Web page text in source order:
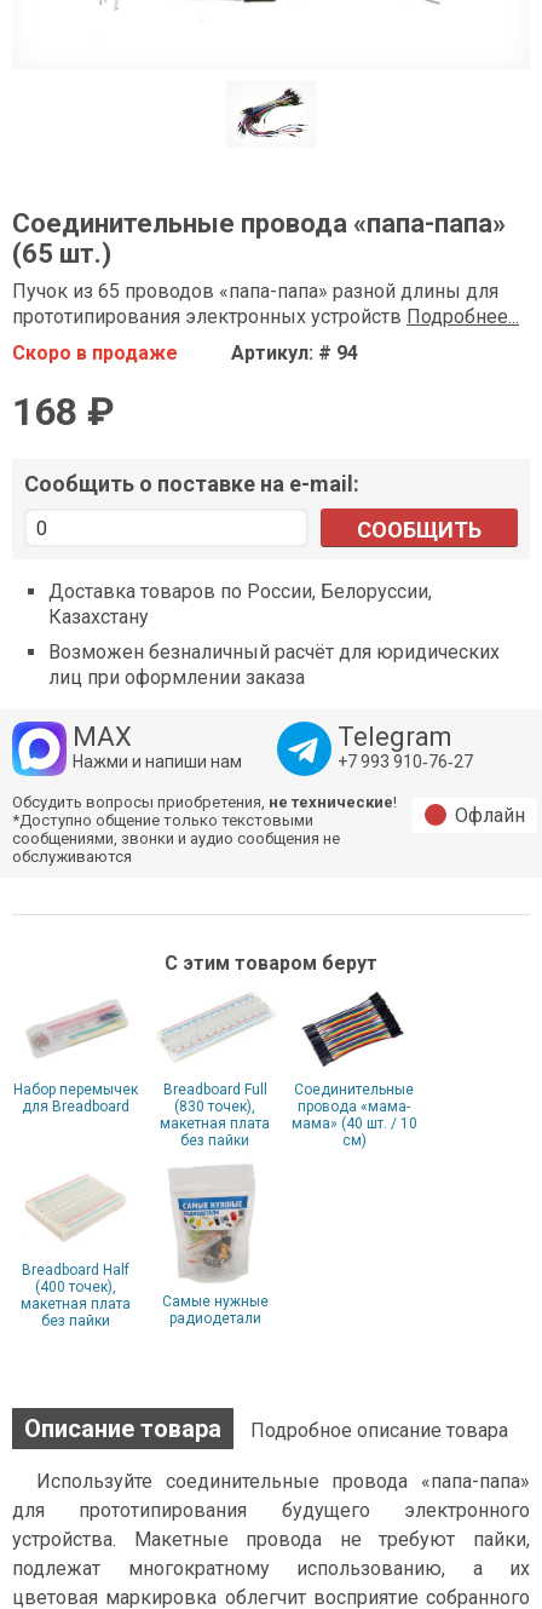
Соединительные провода «папа-папа»
(65 шт.)
Пучок из 65 проводов «папа-папа» разной длины для
прототипирования электронных устройств Подробнее...
Скоро в продаже
Артикул: # 94
168 ₽
Сообщить о поставке на e-mail:
СООБЩИТЬ
Доставка товаров по России, Белоруссии,
Казахстану
Возможен безналичный расчёт для юридических
лиц при оформлении заказа
MAX
Нажми и напиши нам
Telegram
+7 993 910‑76‑27
Обсудить вопросы приобретения, не технические!
*Доступно общение только текстовыми
сообщениями, звонки и аудио сообщения не
обслуживаются
Офлайн
С этим товаром берут
Набор перемычек
для Breadboard
Breadboard Full
(830 точек),
макетная плата
без пайки
Соединительные
провода «мама-
мама» (40 шт. / 10
см)
Breadboard Half
(400 точек),
макетная плата
без пайки
Самые нужные
радиодетали
Описание товара Подробное описание товара
Используйте соединительные провода «папа-папа»
для прототипирования будущего электронного
устройства. Макетные провода не требуют пайки,
подлежат многократному использованию, а их
цветовая маркировка облегчит восприятие собранного